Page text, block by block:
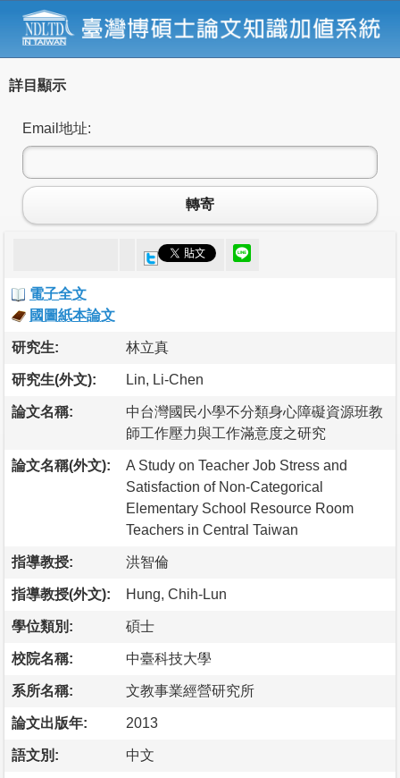
詳目顯示
Email地址:
轉寄
電子全文
國圖紙本論文
研究生: 林立真
研究生(外文): Lin, Li-Chen
論文名稱:
中台灣國民小學不分類身心障礙資源班教
師工作壓力與工作滿意度之研究
論文名稱(外文):
A Study on Teacher Job Stress and
Satisfaction of Non-Categorical
Elementary School Resource Room
Teachers in Central Taiwan
指導教授: 洪智倫
指導教授(外文): Hung, Chih-Lun
學位類別: 碩士
校院名稱: 中臺科技大學
系所名稱: 文教事業經營研究所
論文出版年: 2013
語文別: 中文